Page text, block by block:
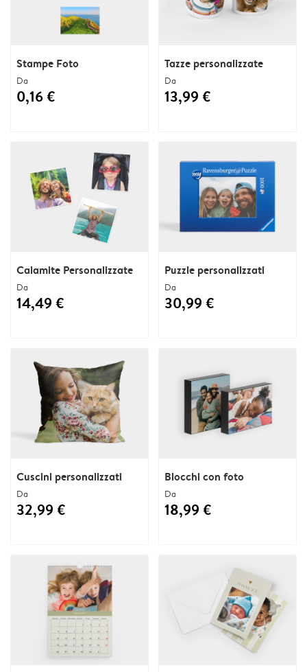
Stampe Foto
Da
0,16 €
Tazze personalizzate
Da
13,99 €
Calamite Personalizzate
Da
14,49 €
Puzzle personalizzati
Da
30,99 €
Cuscini personalizzati
Da
32,99 €
Blocchi con foto
Da
18,99 €